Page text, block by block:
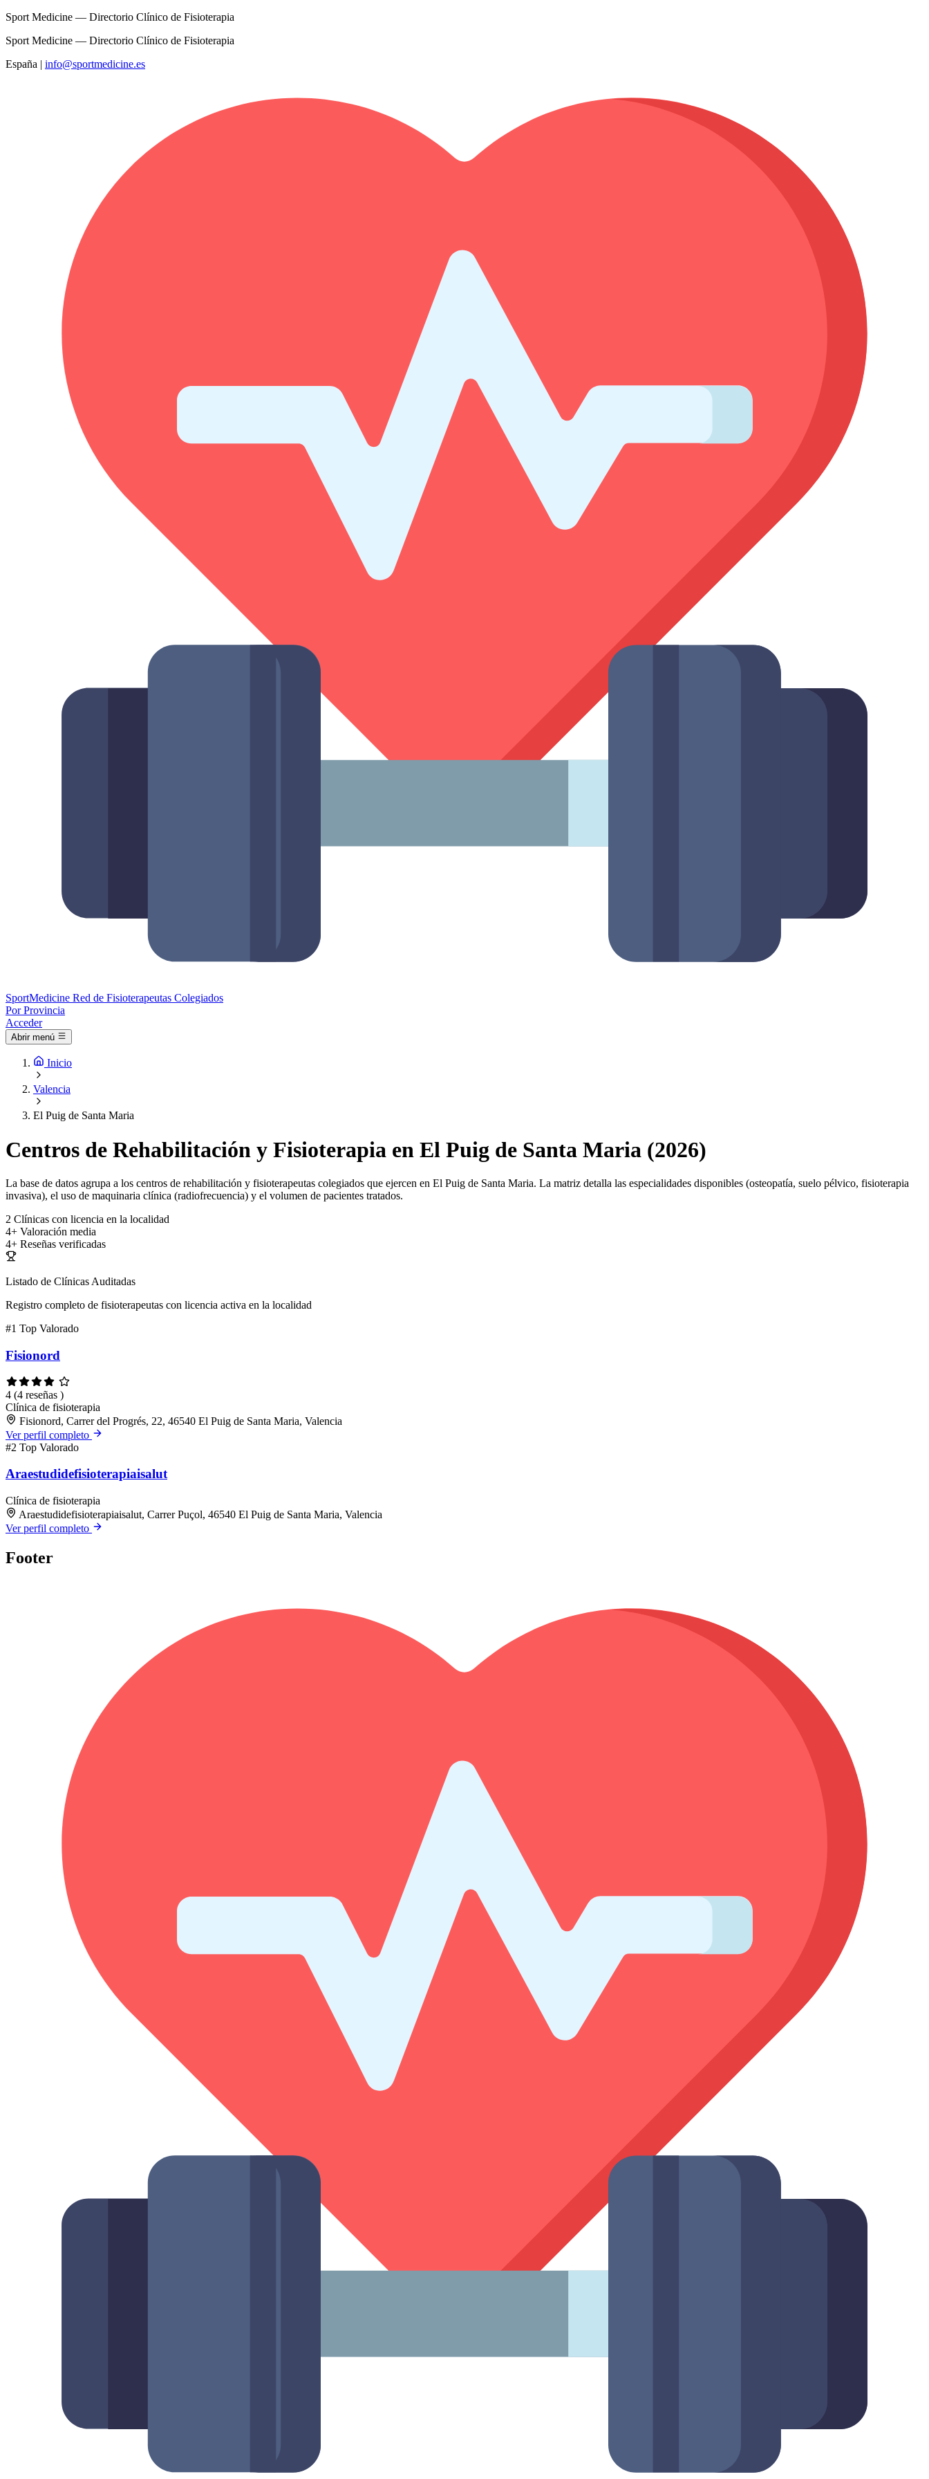
Sport Medicine — Directorio Clínico de Fisioterapia
Sport Medicine — Directorio Clínico de Fisioterapia
España | info@sportmedicine.es
SportMedicine Red de Fisioterapeutas Colegiados
Por Provincia
Acceder
Abrir menú
Inicio
Valencia
El Puig de Santa Maria
Centros de Rehabilitación y Fisioterapia en El Puig de Santa Maria (2026)
La base de datos agrupa a los centros de rehabilitación y fisioterapeutas colegiados que ejercen en El Puig de Santa Maria. La matriz detalla las especialidades disponibles (osteopatía, suelo pélvico, fisioterapia
invasiva), el uso de maquinaria clínica (radiofrecuencia) y el volumen de pacientes tratados.
2 Clínicas con licencia en la localidad
4+ Valoración media
4+ Reseñas verificadas
Listado de Clínicas Auditadas
Registro completo de fisioterapeutas con licencia activa en la localidad
#1 Top Valorado
Fisionord
4 (4 reseñas )
Clínica de fisioterapia
Fisionord, Carrer del Progrés, 22, 46540 El Puig de Santa Maria, Valencia
Ver perfil completo
#2 Top Valorado
Araestudidefisioterapiaisalut
Clínica de fisioterapia
Araestudidefisioterapiaisalut, Carrer Puçol, 46540 El Puig de Santa Maria, Valencia
Ver perfil completo
Footer